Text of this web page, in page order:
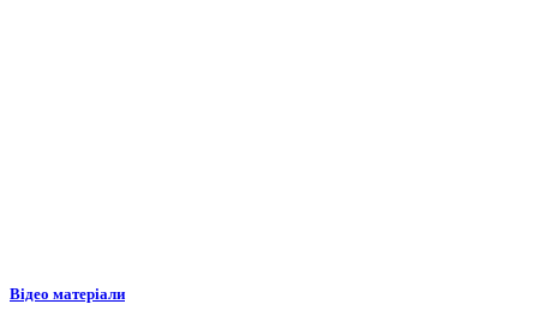
Відео матеріали